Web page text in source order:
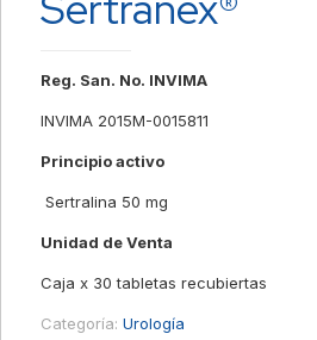
Reg. San. No. INVIMA
INVIMA 2015M-0015811
Principio activo
Sertralina 50 mg
Unidad de Venta
Caja x 30 tabletas recubiertas
Categoría: Urología